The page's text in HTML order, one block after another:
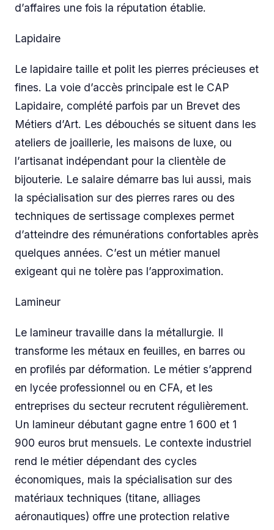
d’affaires une fois la réputation établie.
Lapidaire
Le lapidaire taille et polit les pierres précieuses et
fines. La voie d’accès principale est le CAP
Lapidaire, complété parfois par un Brevet des
Métiers d’Art. Les débouchés se situent dans les
ateliers de joaillerie, les maisons de luxe, ou
l’artisanat indépendant pour la clientèle de
bijouterie. Le salaire démarre bas lui aussi, mais
la spécialisation sur des pierres rares ou des
techniques de sertissage complexes permet
d’atteindre des rémunérations confortables après
quelques années. C’est un métier manuel
exigeant qui ne tolère pas l’approximation.
Lamineur
Le lamineur travaille dans la métallurgie. Il
transforme les métaux en feuilles, en barres ou
en profilés par déformation. Le métier s’apprend
en lycée professionnel ou en CFA, et les
entreprises du secteur recrutent régulièrement.
Un lamineur débutant gagne entre 1 600 et 1
900 euros brut mensuels. Le contexte industriel
rend le métier dépendant des cycles
économiques, mais la spécialisation sur des
matériaux techniques (titane, alliages
aéronautiques) offre une protection relative